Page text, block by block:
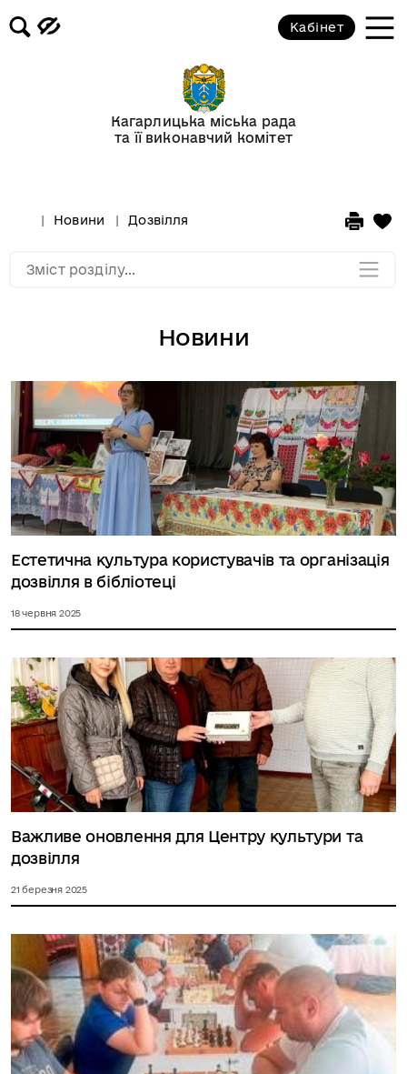
Кагарлицька міська рада
та її виконавчий комітет
Кабінет
Новини Дозвілля
Новини
Естетична культура користувачів та організація
дозвілля в бібліотеці
18 червня 2025
Важливе оновлення для Центру культури та
дозвілля
21 березня 2025
Зміст розділу...